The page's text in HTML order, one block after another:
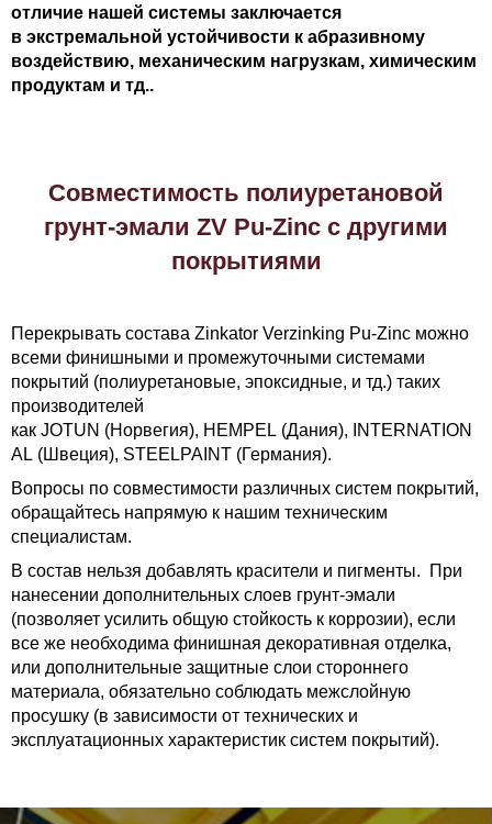
отличие нашей системы заключается
в экстремальной устойчивости к абразивному
воздействию, механическим нагрузкам, химическим
продуктам и тд..
Совместимость полиуретановой
грунт-эмали ZV Pu-Zinc с другими
покрытиями
Перекрывать состава Zinkator Verzinking Pu-Zinc можно
всеми финишными и промежуточными системами
покрытий (полиуретановые, эпоксидные, и тд.) таких
производителей
как JOTUN (Норвегия), HEMPEL (Дания),
INTERNATION
AL (Швеция), STEELPAINT (Германия).
Вопросы по совместимости различных систем покрытий,
обращайтесь напрямую к нашим техническим
специалистам.
В состав нельзя добавлять красители и пигменты.
При
нанесении дополнительных слоев грунт-эмали
(позволяет усилить общую стойкость к коррозии), если
все же необходима финишная декоративная отделка,
или дополнительные защитные слои стороннего
материала, обязательно соблюдать межслойную
просушку (в зависимости от технических и
эксплуатационных характеристик систем покрытий).